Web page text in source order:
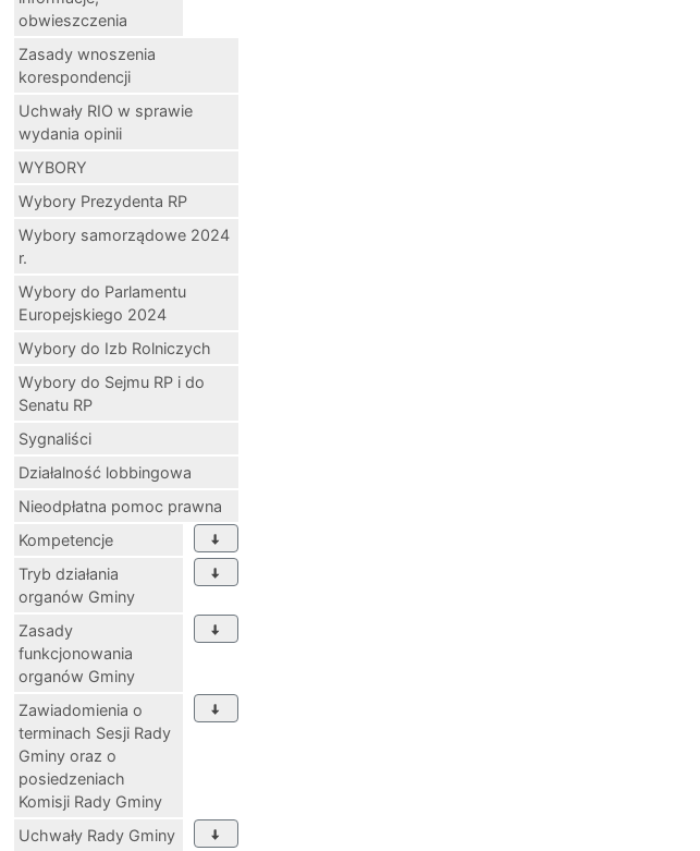
obwieszczenia
Zasady wnoszenia
korespondencji
Uchwały RIO w sprawie
wydania opinii
WYBORY
Wybory Prezydenta RP
Wybory samorządowe 2024
r.
Wybory do Parlamentu
Europejskiego 2024
Wybory do Izb Rolniczych
Wybory do Sejmu RP i do
Senatu RP
Sygnaliści
Działalność lobbingowa
Nieodpłatna pomoc prawna
Kompetencje
Tryb działania
organów Gminy
Zasady
funkcjonowania
organów Gminy
Zawiadomienia o
terminach Sesji Rady
Gminy oraz o
posiedzeniach
Komisji Rady Gminy
Uchwały Rady Gminy